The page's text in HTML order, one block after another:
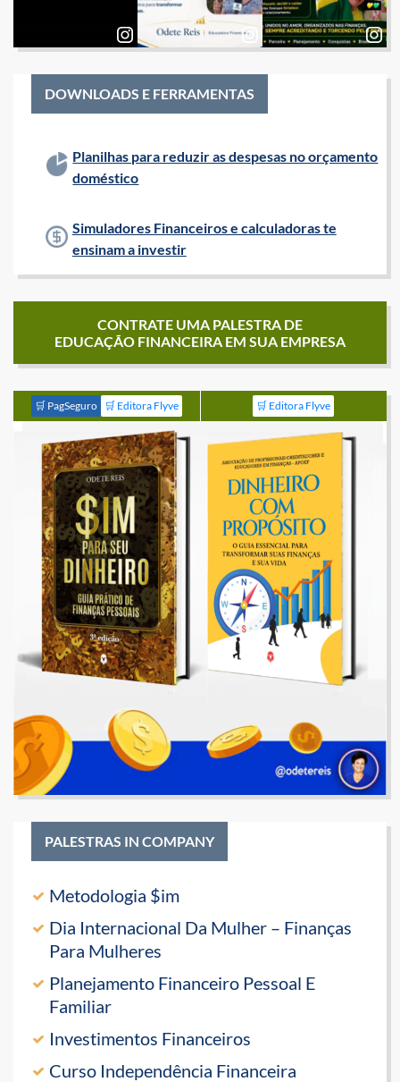
DOWNLOADS E FERRAMENTAS
Planilhas para reduzir as despesas no orçamento
doméstico
Simuladores Financeiros e calculadoras te
ensinam a investir
CONTRATE UMA PALESTRA DE
EDUCAÇÃO FINANCEIRA EM SUA EMPRESA
🛒 PagSeguro 🛒 Editora Flyve 🛒 Editora Flyve
PALESTRAS IN COMPANY
Metodologia $im
Dia Internacional Da Mulher – Finanças
Para Mulheres
Planejamento Financeiro Pessoal E
Familiar
Investimentos Financeiros
Curso Independência Financeira